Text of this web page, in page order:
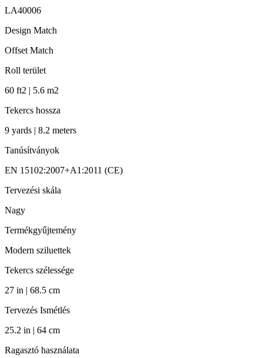
LA40006
Design Match
Offset Match
Roll terület
60 ft2 | 5.6 m2
Tekercs hossza
9 yards | 8.2 meters
Tanúsítványok
EN 15102:2007+A1:2011 (CE)
Tervezési skála
Nagy
Termékgyűjtemény
Modern sziluettek
Tekercs szélessége
27 in | 68.5 cm
Tervezés Ismétlés
25.2 in | 64 cm
Ragasztó használata